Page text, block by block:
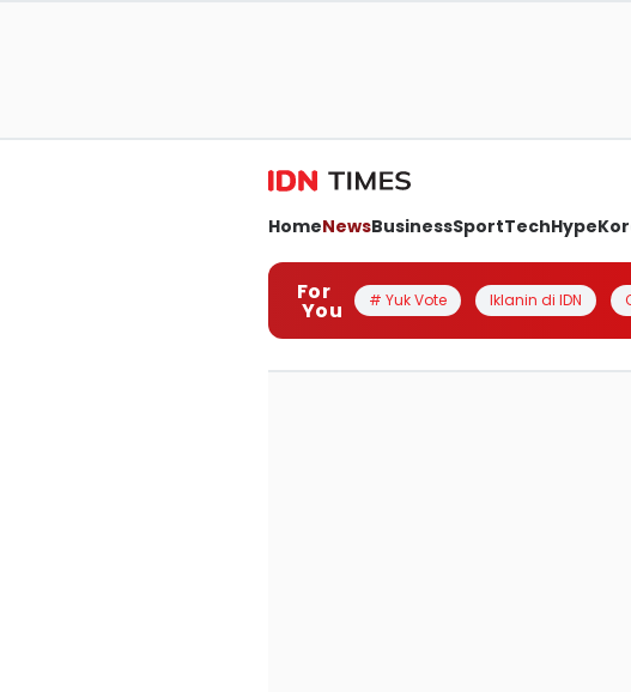
HomeNewsBusinessSportTechHype
For
You # Yuk Vote Iklanin di IDN